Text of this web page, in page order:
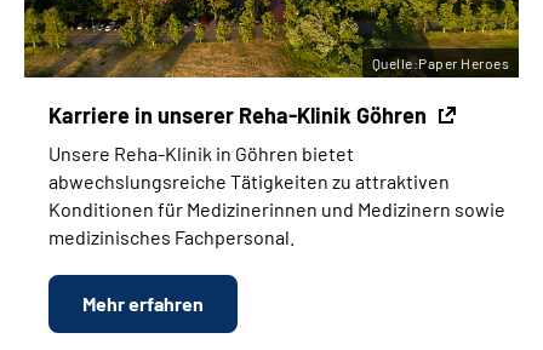
Karriere in unserer Reha-Klinik Göhren
Unsere Reha-Klinik in Göhren bietet
abwechslungsreiche Tätigkeiten zu attraktiven
Konditionen für Medizinerinnen und Medizinern sowie
medizinisches Fachpersonal.
Mehr erfahren
Quelle:Paper Heroes